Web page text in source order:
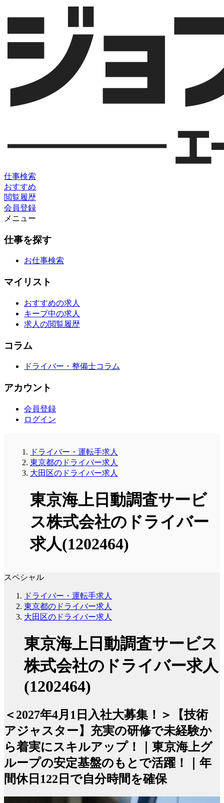
仕事検索
おすすめ
閲覧履歴
会員登録
メニュー
仕事を探す
お仕事検索
マイリスト
おすすめの求人
キープ中の求人
求人の閲覧履歴
コラム
ドライバー・整備士コラム
アカウント
会員登録
ログイン
ドライバー・運転手求人
東京都のドライバー求人
大田区のドライバー求人
東京海上日動調査サービ
ス株式会社のドライバー
求人(1202464)
スペシャル
ドライバー・運転手求人
東京都のドライバー求人
大田区のドライバー求人
東京海上日動調査サービス
株式会社のドライバー求人
(1202464)
＜2027年4月1日入社大募集！＞【技術
アジャスター】充実の研修で未経験か
ら着実にスキルアップ！｜東京海上グ
ループの安定基盤のもとで活躍！｜年
間休日122日で自分時間を確保